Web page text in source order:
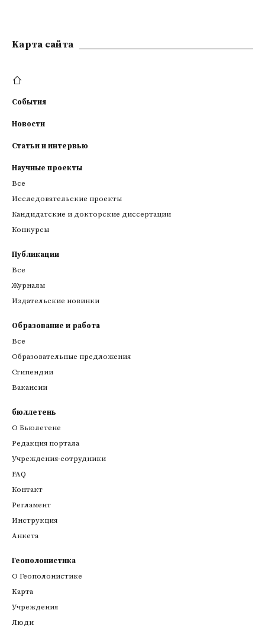
Kарта сайта
События
Новости
Статьи и интервью
Научные проекты
Все
Исследовательские проекты
Кандидатские и докторские диссертации
Конкурсы
Публикации
Все
Журналы
Издательские новинки
Образование и работа
Все
Образовательные предложения
Стипендии
Вакансии
бюллетень
О Бьюлетене
Редакция портала
Учреждения-сотрудники
FAQ
Контакт
Регламент
Инструкция
Анкета
Геополонистика
О Геополонистике
Kарта
Учреждения
Люди